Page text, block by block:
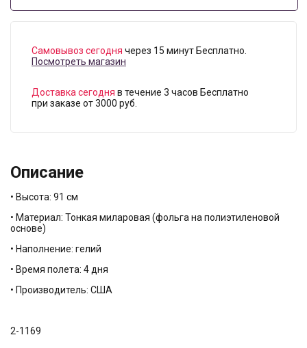
Самовывоз сегодня через 15 минут Бесплатно.
Посмотреть магазин
Доставка сегодня в течение 3 часов Бесплатно
при заказе от 3000 руб.
Описание
• Высота: 91 см
• Материал: Тонкая миларовая (фольга на полиэтиленовой
основе)
• Наполнение: гелий
• Время полета: 4 дня
• Производитель: США
2-1169